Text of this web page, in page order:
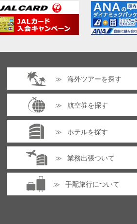
海外ツアーを探す
航空券を探す
ホテルを探す
業務出張ついて
手配旅行について